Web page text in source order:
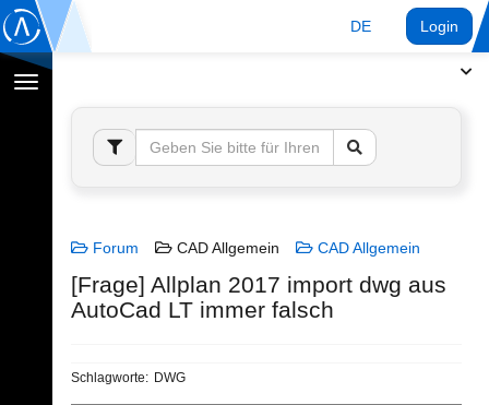
DE Login
Navigation
umschalten
Forum CAD Allgemein CAD Allgemein
[Frage] Allplan 2017 import dwg aus
AutoCad LT immer falsch
Schlagworte: DWG